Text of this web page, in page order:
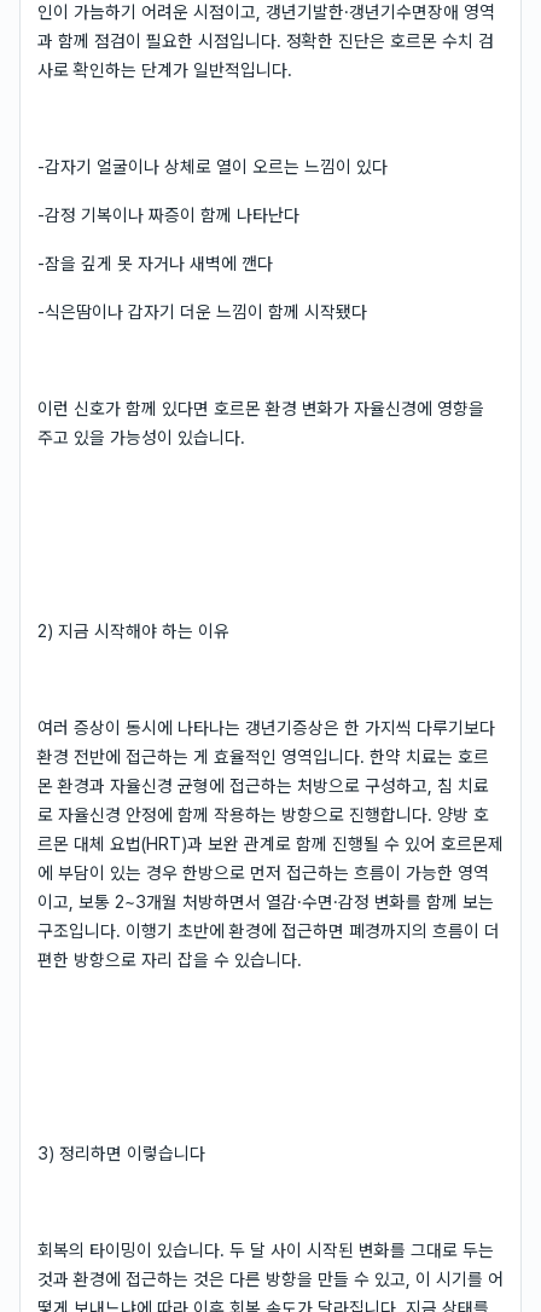
인이 가늠하기 어려운 시점이고, 갱년기발한·갱년기수면장애 영역
과 함께 점검이 필요한 시점입니다. 정확한 진단은 호르몬 수치 검
사로 확인하는 단계가 일반적입니다.
-갑자기 얼굴이나 상체로 열이 오르는 느낌이 있다
-감정 기복이나 짜증이 함께 나타난다
-잠을 깊게 못 자거나 새벽에 깬다
-식은땀이나 갑자기 더운 느낌이 함께 시작됐다
이런 신호가 함께 있다면 호르몬 환경 변화가 자율신경에 영향을
주고 있을 가능성이 있습니다.
2) 지금 시작해야 하는 이유
여러 증상이 동시에 나타나는 갱년기증상은 한 가지씩 다루기보다
환경 전반에 접근하는 게 효율적인 영역입니다. 한약 치료는 호르
몬 환경과 자율신경 균형에 접근하는 처방으로 구성하고, 침 치료
로 자율신경 안정에 함께 작용하는 방향으로 진행합니다. 양방 호
르몬 대체 요법(HRT)과 보완 관계로 함께 진행될 수 있어 호르몬제
에 부담이 있는 경우 한방으로 먼저 접근하는 흐름이 가능한 영역
이고, 보통 2~3개월 처방하면서 열감·수면·감정 변화를 함께 보는
구조입니다. 이행기 초반에 환경에 접근하면 폐경까지의 흐름이 더
편한 방향으로 자리 잡을 수 있습니다.
3) 정리하면 이렇습니다
회복의 타이밍이 있습니다. 두 달 사이 시작된 변화를 그대로 두는
것과 환경에 접근하는 것은 다른 방향을 만들 수 있고, 이 시기를 어
떻게 보내느냐에 따라 이후 회복 속도가 달라집니다. 지금 상태를